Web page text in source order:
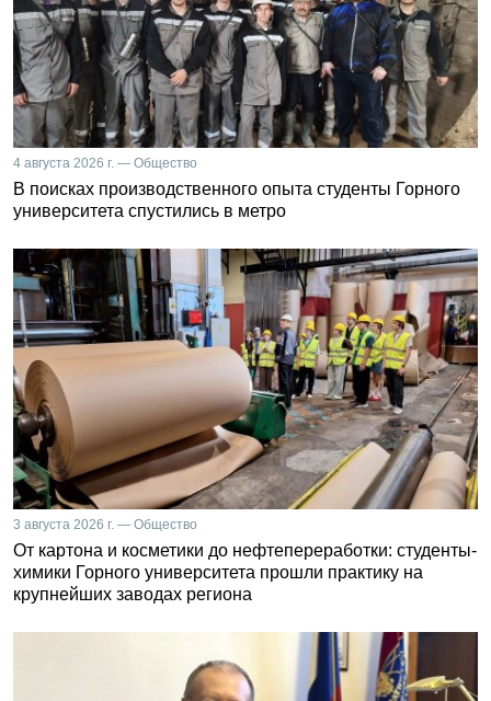
4 августа 2026 г. — Общество
В поисках производственного опыта студенты Горного
университета спустились в метро
3 августа 2026 г. — Общество
От картона и косметики до нефтепереработки: студенты-
химики Горного университета прошли практику на
крупнейших заводах региона